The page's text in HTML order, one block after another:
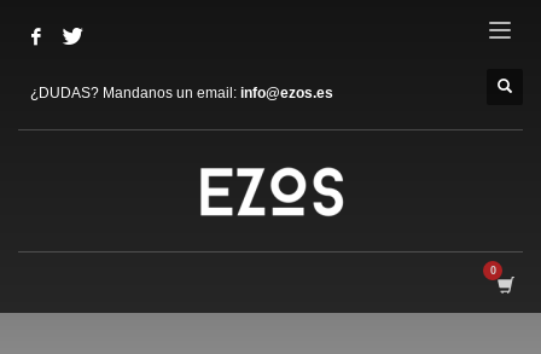
¿DUDAS? Mandanos un email: info@ezos.es